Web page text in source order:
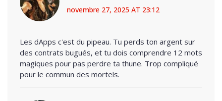
novembre 27, 2025 AT 23:12
Les dApps c'est du pipeau. Tu perds ton argent sur
des contrats bugués, et tu dois comprendre 12 mots
magiques pour pas perdre ta thune. Trop compliqué
pour le commun des mortels.